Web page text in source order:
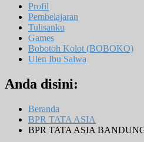
Profil
Pembelajaran
Tulisanku
Games
Bobotoh Kolot (BOBOKO)
Ulen Ibu Salwa
Anda disini:
Beranda
BPR TATA ASIA
BPR TATA ASIA